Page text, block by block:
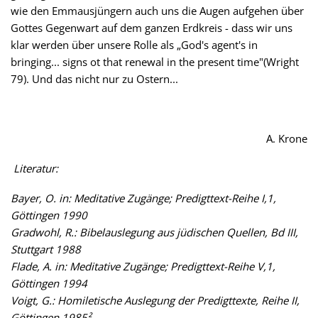
wie den Emmausjüngern auch uns die Augen aufgehen über
Gottes Gegenwart auf dem ganzen Erdkreis - dass wir uns
klar werden über unsere Rolle als „God's agent's in
bringing... signs ot that renewal in the present time"(Wright
79). Und das nicht nur zu Ostern...
A. Krone
Literatur:
Bayer, O. in: Meditative Zugänge; Predigttext-Reihe I,1,
Göttingen 1990
Gradwohl, R.: Bibelauslegung aus jüdischen Quellen, Bd III,
Stuttgart 1988
Flade, A. in: Meditative Zugänge; Predigttext-Reihe V,1,
Göttingen 1994
Voigt, G.: Homiletische Auslegung der Predigttexte, Reihe II,